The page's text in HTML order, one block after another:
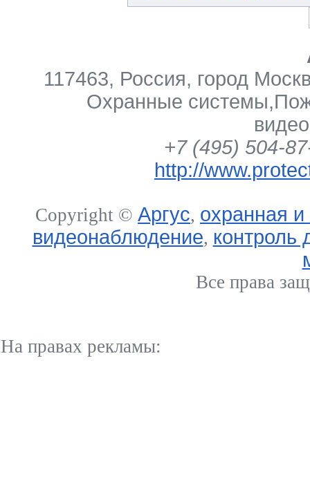
117463, Россия, город
Охранные системы,
+7 (495) 504-
http://
Copyright © Аргус, охранная
видеонаблюдение, контроль
Все права
На правах рекламы: